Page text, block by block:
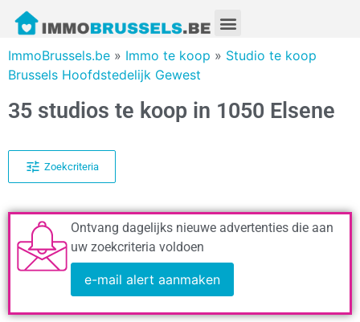
ImmoBrussels.be » Immo te koop » Studio te koop
Brussels Hoofdstedelijk Gewest
35 studios te koop in 1050 Elsene
Zoekcriteria
Ontvang dagelijks nieuwe advertenties die aan
uw zoekcriteria voldoen
e-mail alert aanmaken